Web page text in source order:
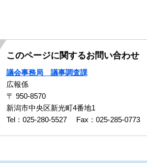
このページに関するお問い合わせ
議会事務局 議事調査課
広報係
〒 950-8570
新潟市中央区新光町4番地1
Tel：025-280-5527
Fax：025-285-0773